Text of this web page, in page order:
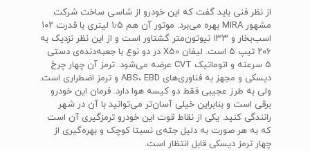
از نظر فنی باید گفت که این خودرو از شاسی ساخت شرکت
مشهور MIRA بهره می‌برد. موتور آن هم ۱٫۵ لیتری با قدرت ۱۰۲
اسب‌بخار و ۱۳۳ نیوتون‌متر گشتاور است و از این نظر نزدیک به
۲۰۶ تیپ‌ ۵ است. لیفان X50 در دو نوع با جعبه‌دنده‌ی دستی
۵ سرعته و اتوماتیک CVT عرضه می‌شود. ترمز آن چهار چرخ
دیسکی و مجهز به فناوری‌های ABS، EBD و ترمز اضطراری است.
ولی به طرز عجیبی فقط دو کیسه هوا دارد. فرمان این خودرو
برقی است و بنابراین خیلی آسان‌تر می‌توانید با آن در شهر
رانندگی کنید. یکی از نقاط قوت این خودرو ترمزگیری آن است
که به هر صورت به دلیل جثه‌ی نسبتا کوچک و بهره‌گیری از
چهار ترمز دیسکی قابل انتظار است.